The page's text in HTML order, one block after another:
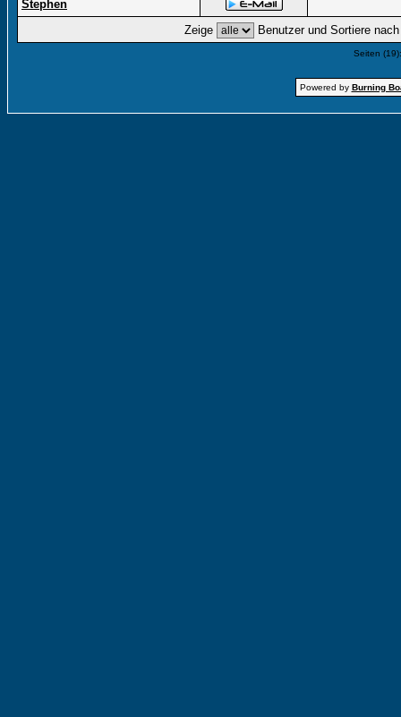
Stephen
Zeige
Benutzer und Sortiere
Seiten
Powered by Burning